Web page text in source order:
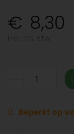
8,30
Beperkt op